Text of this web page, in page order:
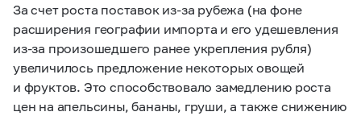
За счет роста поставок из-за рубежа (на фоне
расширения географии импорта и его удешевления
из-за произошедшего ранее укрепления рубля)
увеличилось предложение некоторых овощей
и фруктов. Это способствовало замедлению роста
цен на апельсины, бананы, груши, а также снижению